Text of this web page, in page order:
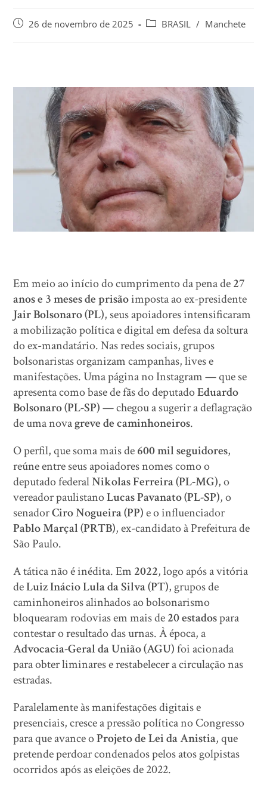
26 de novembro de 2025 BRASIL / Manchete
Em meio ao início do cumprimento da pena de27
anos e 3 meses de prisãoimposta ao ex-presidente
Jair Bolsonaro (PL), seus apoiadores intensificaram
a mobilização política e digital em defesa da soltura
do ex-mandatário. Nas redes sociais, grupos
bolsonaristas organizam campanhas, lives e
manifestações. Uma página no Instagram — que se
apresenta como base de fãs do deputadoEduardo
Bolsonaro (PL-SP)— chegou a sugerir a deflagração
de uma novagreve de caminhoneiros.
O perfil, que soma mais de600 mil seguidores,
reúne entre seus apoiadores nomes como o
deputado federalNikolas Ferreira (PL-MG), o
vereador paulistanoLucas Pavanato (PL-SP), o
senadorCiro Nogueira (PP)e o influenciador
Pablo Marçal (PRTB), ex-candidato à Prefeitura de
São Paulo.
A tática não é inédita. Em 2022, logo após a vitória
deLuiz Inácio Lula da Silva (PT), grupos de
caminhoneiros alinhados ao bolsonarismo
bloquearam rodovias em mais de20 estadospara
contestar o resultado das urnas. À época, a
Advocacia-Geral da União (AGU)foi acionada
para obter liminares e restabelecer a circulação nas
estradas.
Paralelamente às manifestações digitais e
presenciais, cresce a pressão política no Congresso
para que avance oProjeto de Lei da Anistia, que
pretende perdoar condenados pelos atos golpistas
ocorridos após as eleições de 2022.